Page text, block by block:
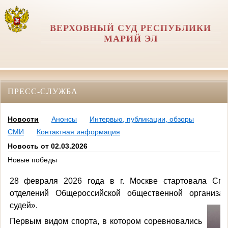
ВЕРХОВНЫЙ СУД РЕСПУБЛИКИ
МАРИЙ ЭЛ
ПРЕСС-СЛУЖБА
Новости Анонсы
Интервью, публикации, обзоры
СМИ
Контактная информация
Новость от 02.03.2026
Новые победы
28 февраля 2026 года в г. Москве стартовала
отделений Общероссийской общественной
судей».
Первым видом спорта, в котором соревновались